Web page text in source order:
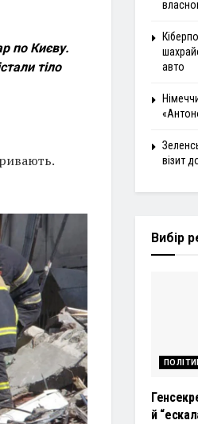
по Києву.
тіло
авто
візит
Вибір
й